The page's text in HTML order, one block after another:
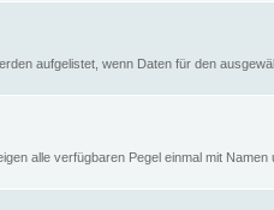
aufgelistet, wenn Daten für den
alle verfügbaren Pegel einmal mit Namen